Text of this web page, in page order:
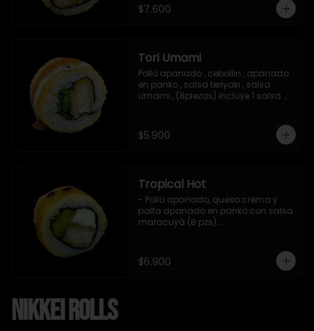
$7.600
Tori Umami
Pollo apanado , cebollin , apanado
en panko , salsa teriyaki , salsa
umami , (8piezas) incluye 1 salsa
$5.900
Tropical Hot
- Pollo apanado, queso crema y
palta apanado en panko con salsa
maracuyá (8 pzs).
$6.900
Nikkei Rolls